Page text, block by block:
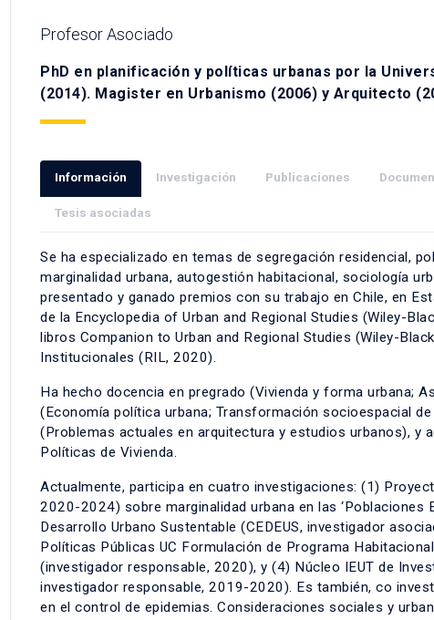
Profesor Asociado
PhD en planificación y políticas urbanas por la
(2014). Magister en Urbanismo (2006) y Arquitecto
Información Investigación Publicaciones
Tesis asociadas
Se ha especializado en temas de segregación residencial,
marginalidad urbana, autogestión habitacional, sociología
presentado y ganado premios con su trabajo en Chile, en
de la Encyclopedia of Urban and Regional Studies (Wiley-
libros Companion to Urban and Regional Studies (Wiley-
Institucionales (RIL, 2020).
Ha hecho docencia en pregrado (Vivienda y forma urbana;
(Economía política urbana; Transformación socioespacial
(Problemas actuales en arquitectura y estudios urbanos), y
Políticas de Vivienda.
Actualmente, participa en cuatro investigaciones: (1)
2020-2024) sobre marginalidad urbana en las ‘Poblaciones
Desarrollo Urbano Sustentable (CEDEUS, investigador
Políticas Públicas UC Formulación de Programa
(investigador responsable, 2020), y (4) Núcleo IEUT de
investigador responsable, 2019-2020). Es también, co
en el control de epidemias. Consideraciones sociales y